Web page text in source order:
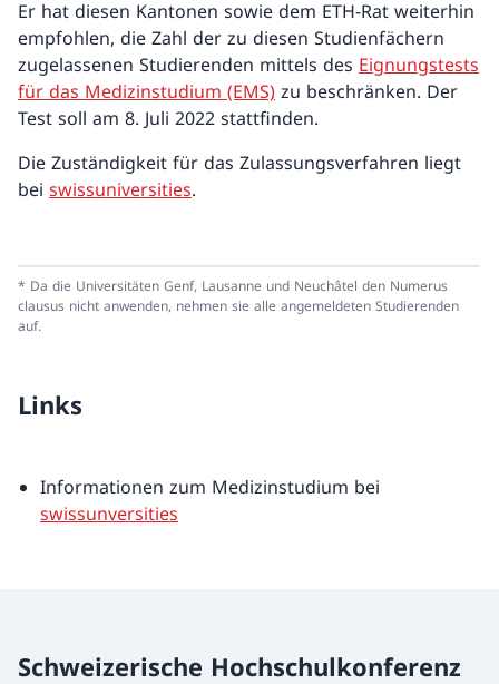
Er hat diesen Kantonen sowie dem ETH-Rat weiterhin
empfohlen, die Zahl der zu diesen Studienfächern
zugelassenen Studierenden mittels des Eignungstests
für das Medizinstudium (EMS) zu beschränken. Der
Test soll am 8. Juli 2022 stattfinden.
Die Zuständigkeit für das Zulassungsverfahren liegt
bei swissuniversities.
* Da die Universitäten Genf, Lausanne und Neuchâtel den Numerus
clausus nicht anwenden, nehmen sie alle angemeldeten Studierenden
auf.
Links
Informationen zum Medizinstudium bei
swissunversities
Schweizerische Hochschulkonferenz